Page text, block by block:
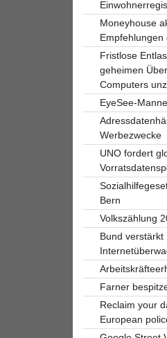
Moneyhouse
Empfehlungen
Fristlose
geheimen
Computers
EyeSee-
Werbezwecke
UNO fordert
Bern
Volkszählung
Bund verstärkt
Farner
Reclaim your
European